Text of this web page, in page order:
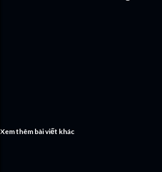
Xem thêm bài viết khác